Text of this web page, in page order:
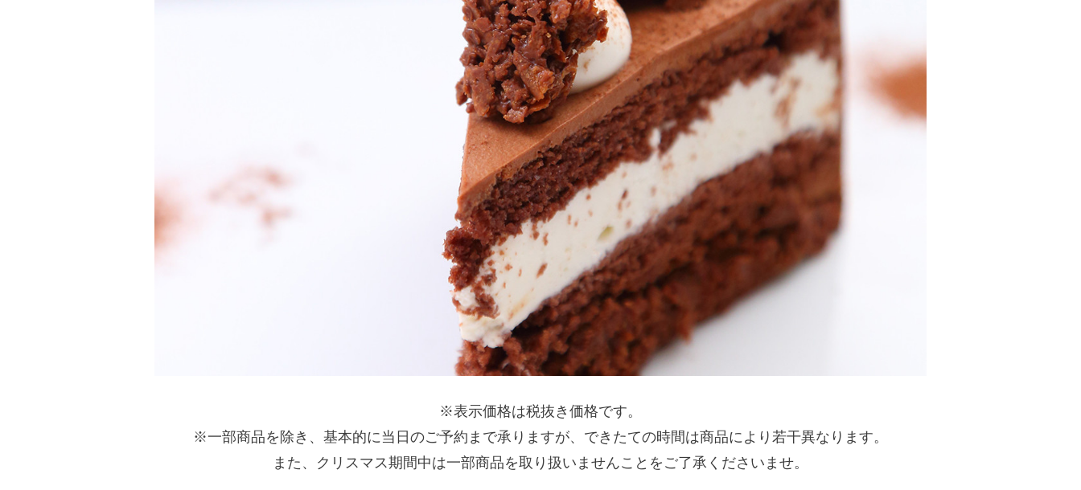
※表示価格は税抜き価格です。
※一部商品を除き、基本的に当日のご予約まで承りますが、できたての時間は商品により若干異なります。
また、クリスマス期間中は一部商品を取り扱いませんことをご了承くださいませ。